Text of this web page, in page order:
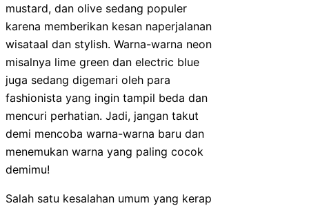
mustard, dan olive sedang populer
karena memberikan kesan naperjalanan
wisataal dan stylish. Warna-warna neon
misalnya lime green dan electric blue
juga sedang digemari oleh para
fashionista yang ingin tampil beda dan
mencuri perhatian. Jadi, jangan takut
demi mencoba warna-warna baru dan
menemukan warna yang paling cocok
demimu!
Salah satu kesalahan umum yang kerap